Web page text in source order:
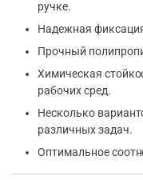
ручке.
Надежная
Прочный
Химическая
рабочих сред.
Несколько
различных задач.
Оптимальное